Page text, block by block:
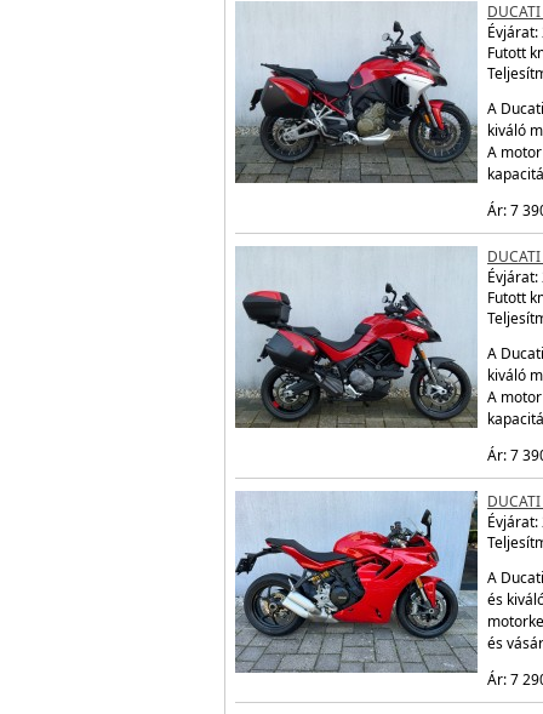
Évjárat:
Futott
A
kiváló
A
Ár: 7
Évjárat:
Futott
A
kiváló
A
Ár: 7
DUCATI
Évjárat:
A
és
és
Ár: 7